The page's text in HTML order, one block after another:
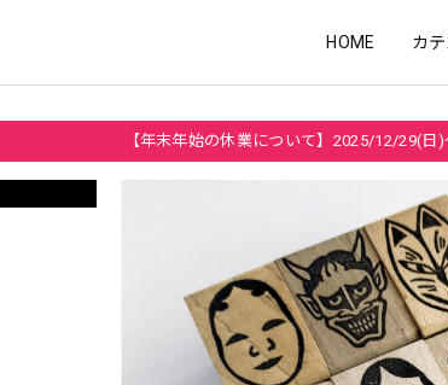
HOME カ
【年末年始の休業について】2025/12/29(